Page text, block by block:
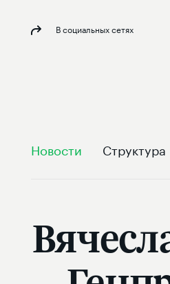
В социальных сетях
Новости Структура